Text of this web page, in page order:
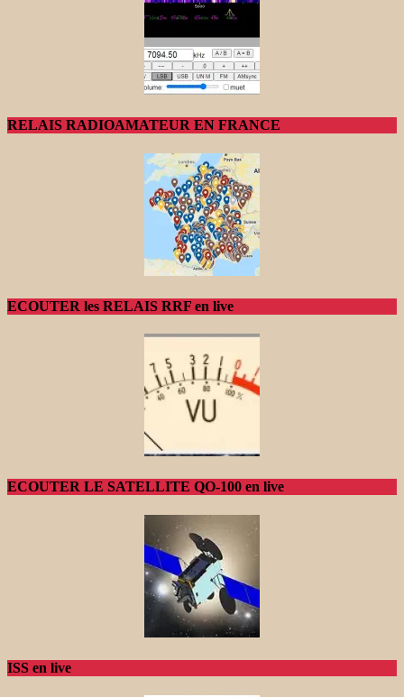
RELAIS RADIOAMATEUR EN FRANCE
ECOUTER les RELAIS RRF en live
ECOUTER LE SATELLITE QO-100 en live
ISS en live